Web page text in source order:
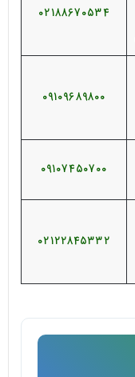
02188670534
09109689800
09107450700
02122845332